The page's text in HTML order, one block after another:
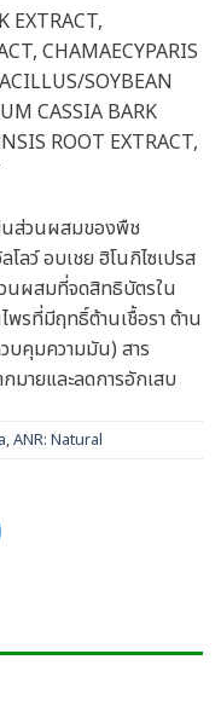
EXTRACT,
CHAMAECYPARIS
SOYBEAN
CASSIA BARK
ROOT EXTRACT,
ส่วนผสมของพืช
ลว์ อบเชย ฮิโนกิไซเปรส
นผสมที่จดสิทธิบัตรใน
รที่มีฤทธิ์ต้านเชื้อรา ต้าน
บคุมความมัน) สาร
มายและลดการอักเสบ
,ANR: Natural